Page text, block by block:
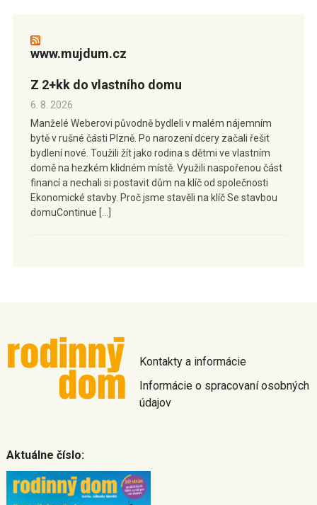
www.mujdum.cz
Z 2+kk do vlastního domu
6. 8. 2026
Manželé Weberovi původně bydleli v malém nájemním
bytě v rušné části Plzně. Po narození dcery začali řešit
bydlení nové. Toužili žít jako rodina s dětmi ve vlastním
domě na hezkém klidném místě. Využili naspořenou část
financí a nechali si postavit dům na klíč od společnosti
Ekonomické stavby. Proč jsme stavěli na klíč Se stavbou
domuContinue […]
Kontakty a informácie
Informácie o spracovaní osobných
údajov
Aktuálne číslo: